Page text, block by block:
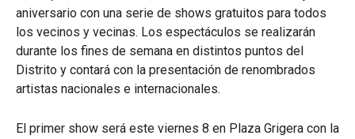
aniversario con una serie de shows gratuitos para todos
los vecinos y vecinas. Los espectáculos se realizarán
durante los fines de semana en distintos puntos del
Distrito y contará con la presentación de renombrados
artistas nacionales e internacionales.
El primer show será este viernes 8 en Plaza Grigera con la